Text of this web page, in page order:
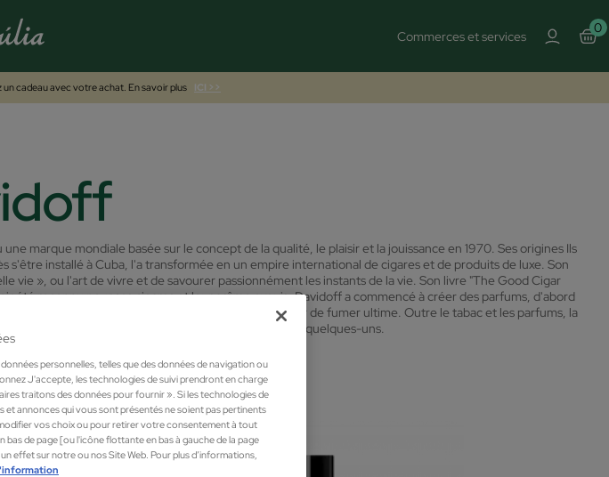
Commerces et services
0
cadeau avec votre achat. En savoir plus ICI >>
marque mondiale basée sur le concept de la qualité, le plaisir et la jouissance en 1970. Ses origines Ils
installé à Cuba, l'a transformée en un empire international de cigares et de produits de luxe. Son
», ou l'art de vivre et de savourer passionnément les instants de la vie. Son livre "The Good Cigar
été reconnu pour ses cigares et leur arôme exquis, Davidoff a commencé à créer des parfums, d'abord
marque de renommée mondiale synonyme de plaisir de fumer ultime. Outre le tabac et les parfums, la
montres, du cognac et du café, pour n'en citer que quelques-uns.
personnelles, telles que des données de navigation ou
J'accepte, les technologies de suivi prendront en charge
traitons des données pour fournir ». Si les technologies de
annonces qui vous sont présentés ne soient pas pertinents
vos choix ou pour retirer votre consentement à tout
de page [ou l'icône flottante en bas à gauche de la page
effet sur notre ou nos Site Web. Pour plus d’informations,